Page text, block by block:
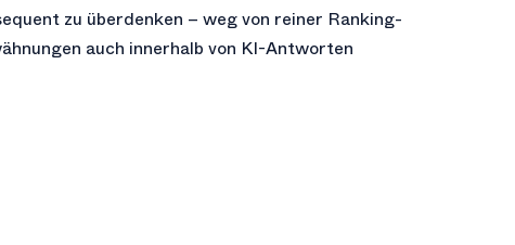
zu überdenken – weg von reiner Ranking-
auch innerhalb von KI-Antworten